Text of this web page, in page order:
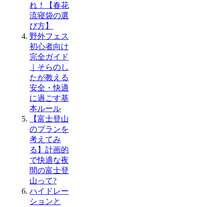
れ！【春花
流寝袋の選
び方】
野外フェス
初心者向け
完全ガイド
｜そらのし
たが教える
安全・快適
に過ごす基
本ルール
【富士登山
のプランを
考えてみ
る】計画的
で快適な夜
間の富士登
山って?
ハイドレー
ションと